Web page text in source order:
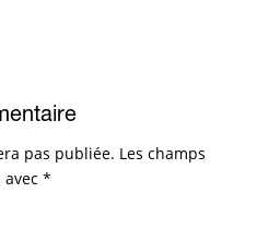
pas publiée. Les champs
*